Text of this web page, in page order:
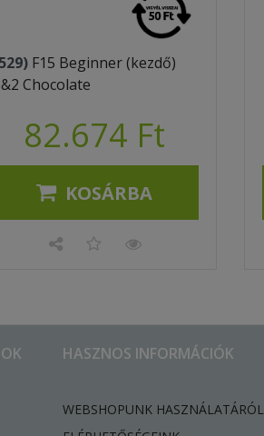
F15 Beginner (kezdő)
Chocolate
82.674 Ft
KOSÁRBA
HASZNOS INFORMÁCIÓK
WEBSHOPUNK HASZNÁLATÁRÓL